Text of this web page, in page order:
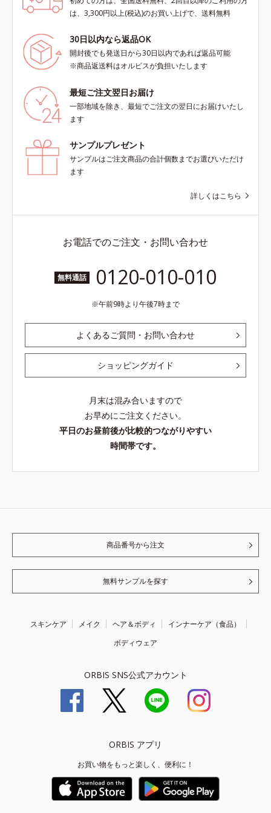
は、3,300円以上(税込)のお買い上げで、送料無料
30日以内なら返品OK
開封後でも発送日から30日以内であれば返品可能
※商品返送料はオルビスが負担いたします
最短ご注文翌日お届け
一部地域を除き、最短でご注文の翌日にお届けいたし
ます
サンプルプレゼント
サンプルはご注文商品の合計個数までお選びいただけ
ます
詳しくはこちら
お電話でのご注文・お問い合わせ
無料通話 0120-010-010
午前9時より午後7時まで
よくあるご質問・お問い合わせ
ショッピングガイド
月末は混み合いますので
お早めにご注文ください。
平日のお昼前後が比較的つながりやすい
時間帯です。
商品番号から注文
無料サンプルを探す
スキンケア メイク ヘア＆ボディ
インナーケア（食品）
ボディウェア
ORBIS SNS公式アカウント
ORBIS アプリ
お買い物をもっと楽しく、便利に！